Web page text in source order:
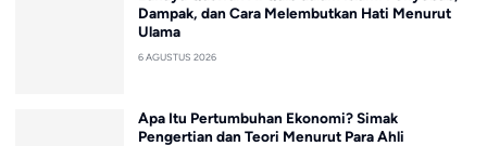
Dampak, dan Cara Melembutkan Hati Menurut
Ulama
6 AGUSTUS 2026
Apa Itu Pertumbuhan Ekonomi? Simak
Pengertian dan Teori Menurut Para Ahli